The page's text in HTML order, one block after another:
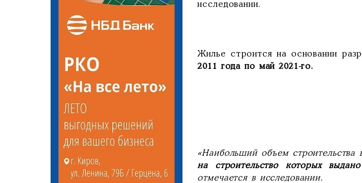
исследовании.
Жилье строится на основании
2011 года по май 2021-го.
«Наибольший объем строительства
на строительство которых
отмечается в исследовании.